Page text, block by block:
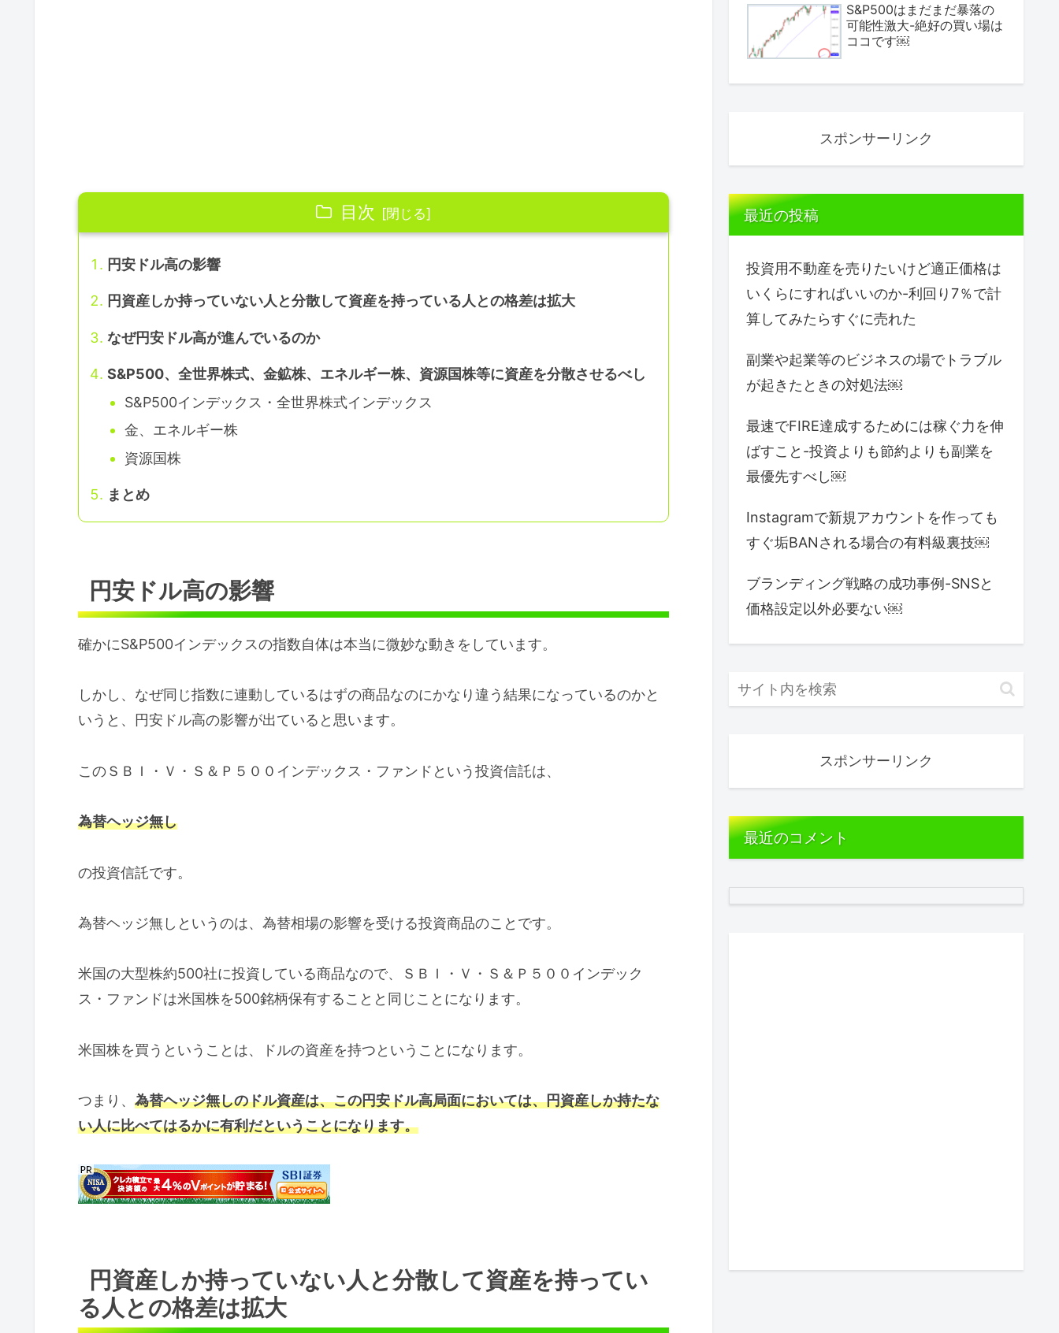
目次
円安ドル高の影響
円資産しか持っていない人と分散して資産を持っている人との格差は拡大
なぜ円安ドル高が進んでいるのか
S&P500、全世界株式、金鉱株、エネルギー株、資源国株等に資産を分散させるべし
S&P500インデックス・全世界株式インデックス
金、エネルギー株
資源国株
まとめ
円安ドル高の影響
確かにS&P500インデックスの指数自体は本当に微妙な動きをしています。
しかし、なぜ同じ指数に連動しているはずの商品なのにかなり違う結果になっているのかと
いうと、円安ドル高の影響が出ていると思います。
このＳＢＩ・Ｖ・Ｓ＆Ｐ５００インデックス・ファンドという投資信託は、
為替ヘッジ無し
の投資信託です。
為替ヘッジ無しというのは、為替相場の影響を受ける投資商品のことです。
米国の大型株約500社に投資している商品なので、ＳＢＩ・Ｖ・Ｓ＆Ｐ５００インデック
ス・ファンドは米国株を500銘柄保有することと同じことになります。
米国株を買うということは、ドルの資産を持つということになります。
つまり、 為替ヘッジ無しのドル資産は、この円安ドル高局面においては、円資産しか持たな
い人に比べてはるかに有利だということになります。
円資産しか持っていない人と分散して資産を持ってい
る人との格差は拡大
S&P500はまだまだ暴落の
可能性激大-絶好の買い場は
ココです￼
スポンサーリンク
最近の投稿
投資用不動産を売りたいけど適正価格は
いくらにすればいいのか-利回り7％で計
算してみたらすぐに売れた
副業や起業等のビジネスの場でトラブル
が起きたときの対処法￼
最速でFIRE達成するためには稼ぐ力を伸
ばすこと-投資よりも節約よりも副業を
最優先すべし￼
Instagramで新規アカウントを作っても
すぐ垢BANされる場合の有料級裏技￼
ブランディング戦略の成功事例-SNSと
価格設定以外必要ない￼
スポンサーリンク
最近のコメント